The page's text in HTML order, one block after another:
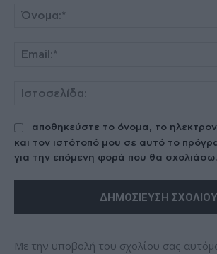
αποθηκεύστε το όνομα, το
και τον ιστότοπό μου σε αυτό το
για την επόμενη φορά που θα σχολιάσω.
Με την υποβολή του σχολίου σας